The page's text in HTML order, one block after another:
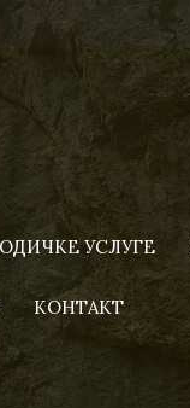
УСЛУГЕ
КОНТАКТ